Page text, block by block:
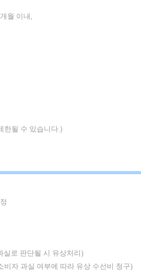
월 이내,
한될 수 있습니다.)
실로 판단될 시 유상처리)
비자 과실 여부에 따라 유상 수선비 청구)